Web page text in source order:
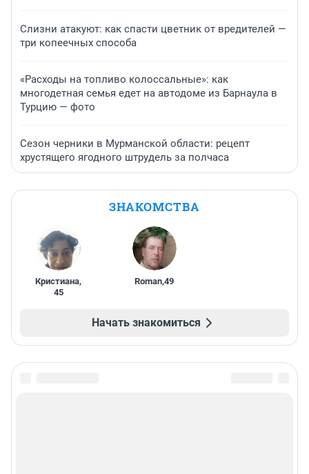
Слизни атакуют: как спасти цветник от вредителей —
три копеечных способа
«Расходы на топливо колоссальные»: как
многодетная семья едет на автодоме из Барнаула в
Турцию — фото
Сезон черники в Мурманской области: рецепт
хрустящего ягодного штрудель за полчаса
ЗНАКОМСТВА
Кристиана,
45
Roman,49
Начать знакомиться